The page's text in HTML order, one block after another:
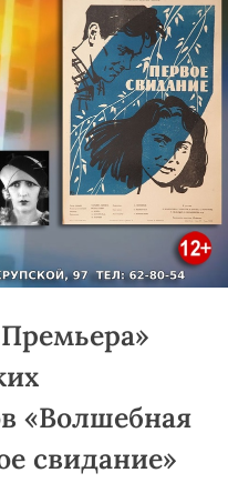
«Волшебная
свидание»